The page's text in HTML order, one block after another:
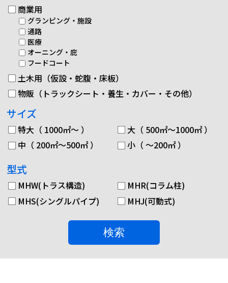
商業用
グランピング・施設
通路
医療
オーニング・庇
フードコート
土木用（仮設・蛇腹・床板）
物販（トラックシート・養生・カバー・その他）
サイズ
特大（ 1000㎡～ ）
大（ 500㎡～1000㎡ ）
中（ 200㎡～500㎡ ）
小（ ～200㎡ ）
型式
MHW(トラス構造)
MHR(コラム柱)
MHS(シングルパイプ)
MHJ(可動式)
検索